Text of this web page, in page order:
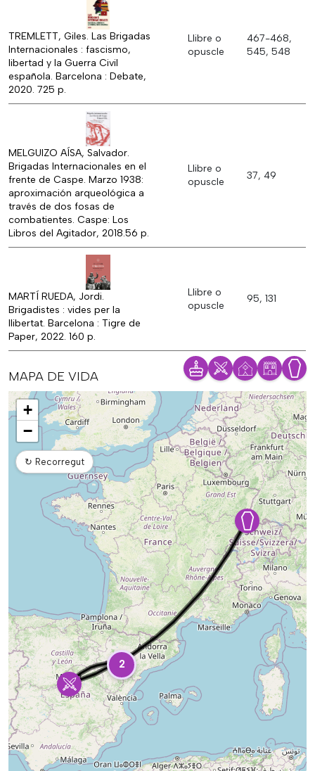
TREMLETT, Giles. Las Brigadas
Internacionales : fascismo,
libertad y la Guerra Civil
española. Barcelona : Debate,
2020. 725 p.
Llibre o
opuscle
467-468,
545, 548
MELGUIZO AÍSA, Salvador.
Brigadas Internacionales en el
frente de Caspe. Marzo 1938:
aproximación arqueológica a
través de dos fosas de
combatientes. Caspe: Los
Libros del Agitador, 2018.56 p.
Llibre o
opuscle
37, 49
MARTÍ RUEDA, Jordi.
Brigadistes : vides per la
llibertat. Barcelona : Tigre de
Paper, 2022. 160 p.
Llibre o
opuscle
95, 131
MAPA DE VIDA
Mapa
2
+
−
↻ Recorregut